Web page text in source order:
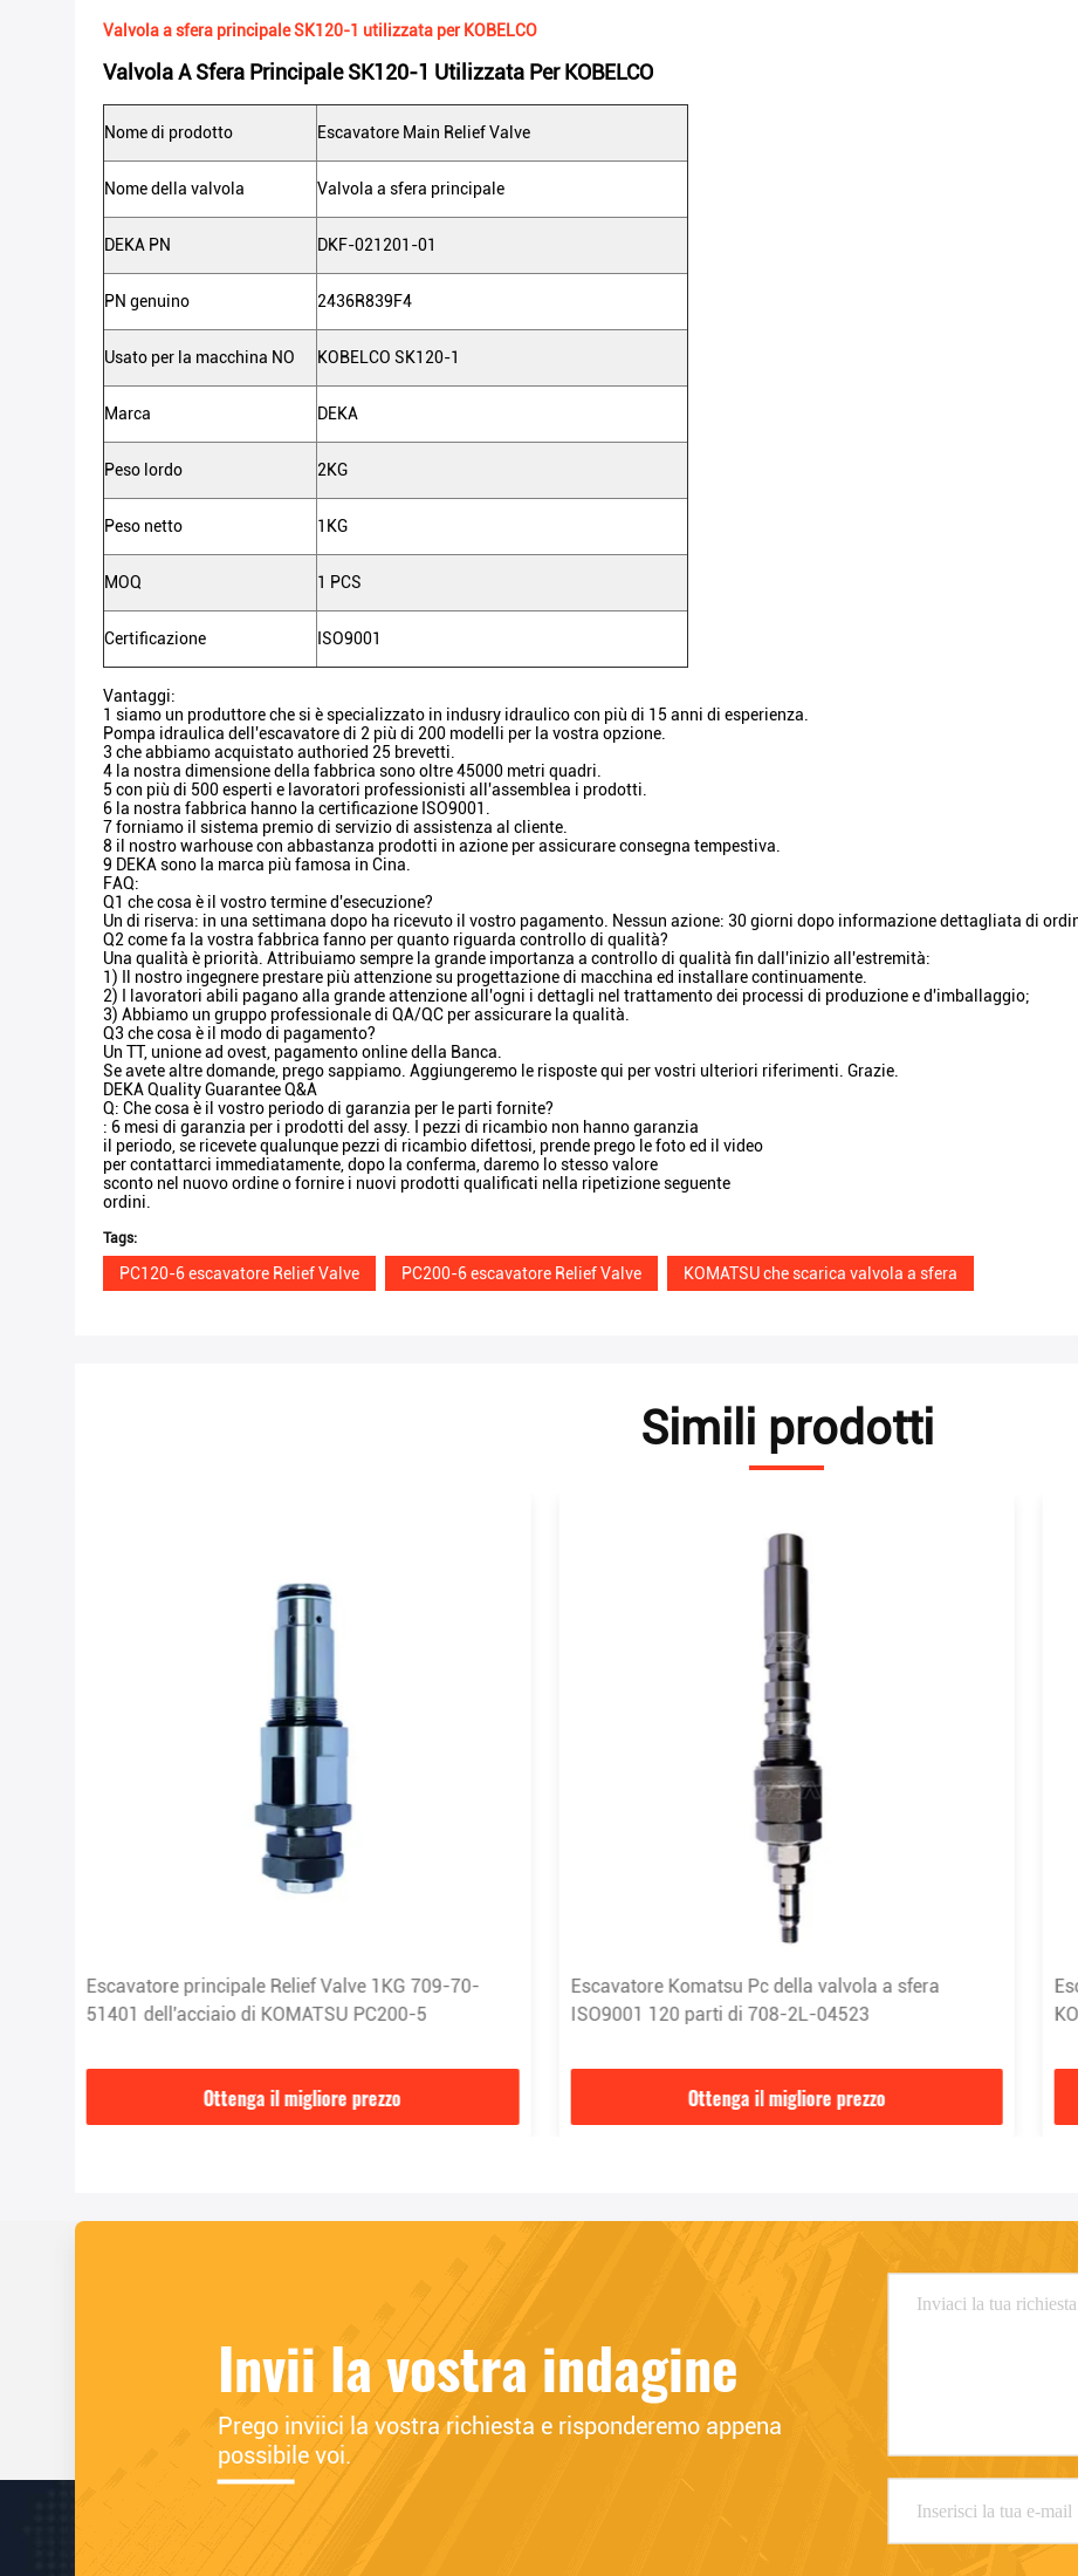
Valvola a sfera principale SK120-1 utilizzata per KOBELCO
Valvola A Sfera Principale SK120-1 Utilizzata Per KOBELCO
Nome di prodotto Escavatore Main Relief Valve
Nome della valvola Valvola a sfera principale
DEKA PN DKF-021201-01
PN genuino 2436R839F4
Usato per la macchina NO KOBELCO SK120-1
Marca DEKA
Peso lordo 2KG
Peso netto 1KG
MOQ 1 PCS
Certificazione ISO9001
Vantaggi:
1 siamo un produttore che si è specializzato in indusry idraulico con più di 15 anni di esperienza.
Pompa idraulica dell'escavatore di 2 più di 200 modelli per la vostra opzione.
3 che abbiamo acquistato authoried 25 brevetti.
4 la nostra dimensione della fabbrica sono oltre 45000 metri quadri.
5 con più di 500 esperti e lavoratori professionisti all'assemblea i prodotti.
6 la nostra fabbrica hanno la certificazione ISO9001.
7 forniamo il sistema premio di servizio di assistenza al cliente.
8 il nostro warhouse con abbastanza prodotti in azione per assicurare consegna tempestiva.
9 DEKA sono la marca più famosa in Cina.
FAQ:
Q1 che cosa è il vostro termine d'esecuzione?
Un di riserva: in una settimana dopo ha ricevuto il vostro pagamento. Nessun azione: 30 giorni dopo informazione dettagliata di
Q2 come fa la vostra fabbrica fanno per quanto riguarda controllo di qualità?
Una qualità è priorità. Attribuiamo sempre la grande importanza a controllo di qualità fin dall'inizio all'estremità:
1) Il nostro ingegnere prestare più attenzione su progettazione di macchina ed installare continuamente.
2) I lavoratori abili pagano alla grande attenzione all'ogni i dettagli nel trattamento dei processi di produzione e d'imballaggio;
3) Abbiamo un gruppo professionale di QA/QC per assicurare la qualità.
Q3 che cosa è il modo di pagamento?
Un TT, unione ad ovest, pagamento online della Banca.
Se avete altre domande, prego sappiamo. Aggiungeremo le risposte qui per vostri ulteriori riferimenti. Grazie.
DEKA Quality Guarantee Q&A
Q: Che cosa è il vostro periodo di garanzia per le parti fornite?
: 6 mesi di garanzia per i prodotti del assy. I pezzi di ricambio non hanno garanzia
il periodo, se ricevete qualunque pezzi di ricambio difettosi, prende prego le foto ed il video
per contattarci immediatamente, dopo la conferma, daremo lo stesso valore
sconto nel nuovo ordine o fornire i nuovi prodotti qualificati nella ripetizione seguente
ordini.
Tags:
PC120-6 escavatore Relief Valve PC200-6 escavatore Relief Valve KOMATSU che scarica valvola a sfera
Simili prodotti
Escavatore principale Relief Valve 1KG 709-70-
51401 dell'acciaio di KOMATSU PC200-5
Ottenga il migliore prezzo
Escavatore Komatsu Pc della valvola a sfera
ISO9001 120 parti di 708-2L-04523
Ottenga il migliore prezzo
Invii la vostra indagine
Prego inviici la vostra richiesta e risponderemo appena
possibile voi.